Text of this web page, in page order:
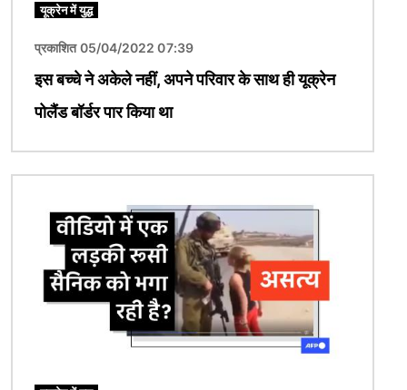
यूक्रेन में युद्ध
प्रकाशित 05/04/2022 07:39
इस बच्चे ने अकेले नहीं, अपने परिवार के साथ ही यूक्रेन
पोलैंड बॉर्डर पार किया था